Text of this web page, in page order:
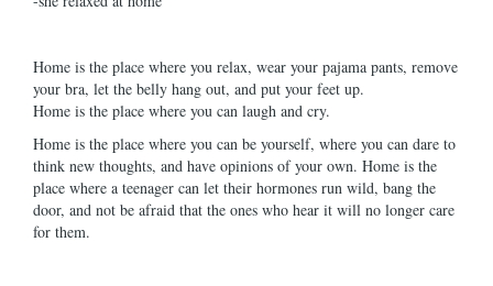
Home is the place where you relax, wear your pajama pants, remove
your bra, let the belly hang out, and put your feet up.
Home is the place where you can laugh and cry.
Home is the place where you can be yourself, where you can dare to
think new thoughts, and have opinions of your own. Home is the
place where a teenager can let their hormones run wild, bang the
door, and not be afraid that the ones who hear it will no longer care
for them.